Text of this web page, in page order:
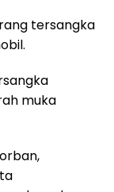
tersangka
muka